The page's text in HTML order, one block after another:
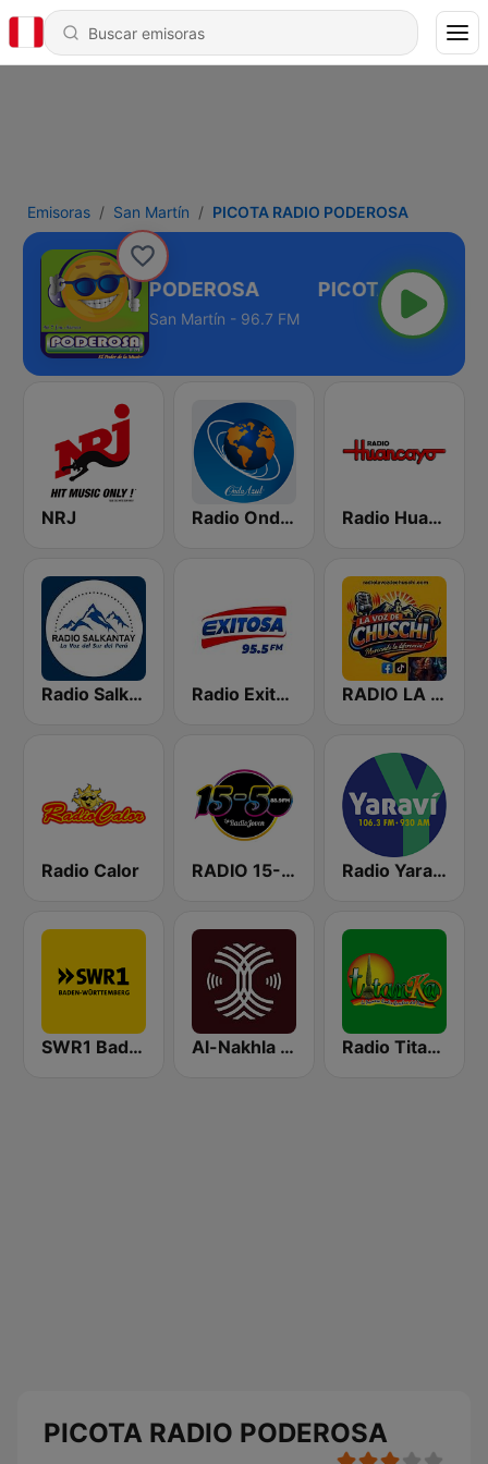
Emisoras San Martín PICOTA RADIO PODEROSA
PICOTA RADIO PODEROSA
San Martín - 96.7 FM
NRJ Radio Onda Azul Radio Huancayo
Radio Salkantay Radio Exitosa RADIO LA VOZ de chuschi
Radio Calor RADIO 15-50 Radio Yaravi Arequipa
SWR1 Baden-Württemberg Al-Nakhla FM Radio Titanka - Andahuaylas
PICOTA RADIO PODEROSA